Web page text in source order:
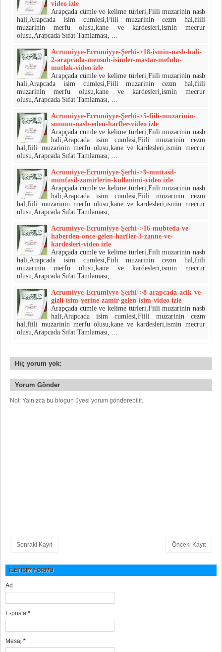
video izle
Arapçada cümle ve kelime türleri,Fiili muzarinin nasb
hali,Arapcada isim cumlesi,Fiili muzarinin cezm hal,fiili
muzarinin merfu olusu,kane ve kardesleri,ismin mecrur
olusu,Arapcada Sıfat Tamlaması, ...
Acrumiyye-Ecrumiyye-Şerhi->18-ismin-nasb-hali-
2-arapcada-mensub-isimler-mastar-mefulu-
mutlak-video izle
Arapçada cümle ve kelime türleri,Fiili muzarinin nasb
hali,Arapcada isim cumlesi,Fiili muzarinin cezm hal,fiili
muzarinin merfu olusu,kane ve kardesleri,ismin mecrur
olusu,Arapcada Sıfat Tamlaması, ...
Acrumiyye-Ecrumiyye-Şerhi->5-fiili-muzarinin-
sonunu-nasb-eden-harfler-video izle
Arapçada cümle ve kelime türleri,Fiili muzarinin nasb
hali,Arapcada isim cumlesi,Fiili muzarinin cezm
hal,fiili muzarinin merfu olusu,kane ve kardesleri,ismin mecrur
olusu,Arapcada Sıfat Tamlaması, ...
Acrumiyye-Ecrumiyye-Şerhi->9-muttasil-
munfasil-zamirlerin-kullanimi-video izle
Arapçada cümle ve kelime türleri,Fiili muzarinin nasb
hali,Arapcada isim cumlesi,Fiili muzarinin cezm
hal,fiili muzarinin merfu olusu,kane ve kardesleri,ismin mecrur
olusu,Arapcada Sıfat Tamlaması, ...
Acrumiyye-Ecrumiyye-Şerhi->16-mubteda-ve-
haberden-once-gelen-harfler-3-zanne-ve-
kardesleri-video izle
Arapçada cümle ve kelime türleri,Fiili muzarinin nasb
hali,Arapcada isim cumlesi,Fiili muzarinin cezm hal,fiili
muzarinin merfu olusu,kane ve kardesleri,ismin mecrur
olusu,Arapcada Sıfat Tamlaması, ...
Acrumiyye-Ecrumiyye-Şerhi->8-arapcada-acik-ve-
gizli-isim-yerine-zamir-gelen-isim-video izle
Arapçada cümle ve kelime türleri,Fiili muzarinin nasb
hali,Arapcada isim cumlesi,Fiili muzarinin cezm
hal,fiili muzarinin merfu olusu,kane ve kardesleri,ismin mecrur
olusu,Arapcada Sıfat Tamlaması, ...
Hiç yorum yok:
Yorum Gönder
Not: Yalnızca bu blogun üyesi yorum gönderebilir.
Sonraki Kayıt Önceki Kayıt
İLETIŞIM FORMU
Ad
E-posta*
Mesaj*